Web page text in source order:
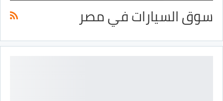
سوق السيارات في مصر